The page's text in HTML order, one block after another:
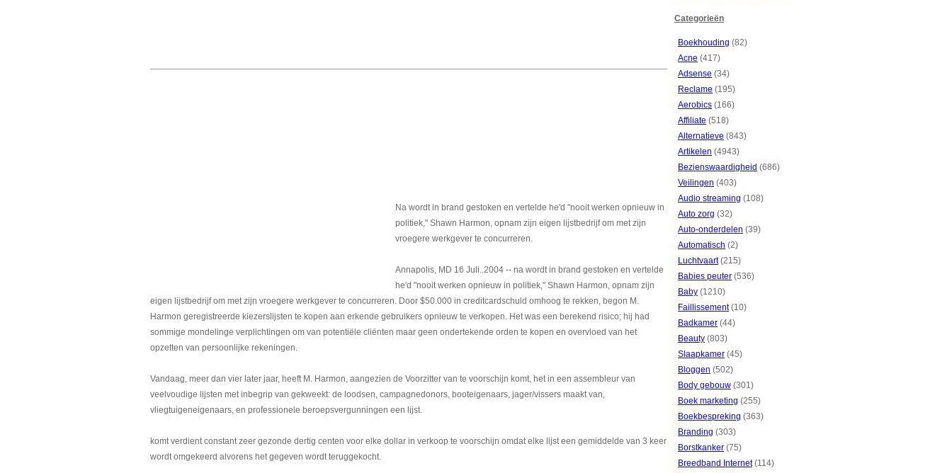
Na wordt in brand gestoken en vertelde he'd "nooit werken opnieuw in
politiek," Shawn Harmon, opnam zijn eigen lijstbedrijf om met zijn
vroegere werkgever te concurreren.
Annapolis, MD 16 Juli..2004 -- na wordt in brand gestoken en vertelde
he'd "nooit werken opnieuw in politiek," Shawn Harmon, opnam zijn
eigen lijstbedrijf om met zijn vroegere werkgever te concurreren. Door $50.000 in creditcardschuld omhoog te rekken, begon M.
Harmon geregistreerde kiezerslijsten te kopen aan erkende gebruikers opnieuw te verkopen. Het was een berekend risico; hij had
sommige mondelinge verplichtingen om van potentiële cliënten maar geen ondertekende orden te kopen en overvloed van het
opzetten van persoonlijke rekeningen.
Vandaag, meer dan vier later jaar, heeft M. Harmon, aangezien de Voorzitter van te voorschijn komt, het in een assembleur van
veelvoudige lijsten met inbegrip van gekweekt: de loodsen, campagnedonors, booteigenaars, jager/vissers maakt van,
vliegtuigeneigenaars, en professionele beroepsvergunningen een lijst.
komt verdient constant zeer gezonde dertig centen voor elke dollar in verkoop te voorschijn omdat elke lijst een gemiddelde van 3 keer
wordt omgekeerd alvorens het gegeven wordt teruggekocht.
Categorieën
Boekhouding (82)
Acne (417)
Adsense (34)
Reclame (195)
Aerobics (166)
Affiliate (518)
Alternatieve (843)
Artikelen (4943)
Bezienswaardigheid (686)
Veilingen (403)
Audio streaming (108)
Auto zorg (32)
Auto-onderdelen (39)
Automatisch (2)
Luchtvaart(215)
Babies peuter (536)
Baby (1210)
Faillissement(10)
Badkamer (44)
Beauty (803)
Slaapkamer (45)
Bloggen (502)
Body gebouw (301)
Boek marketing (255)
Boekbespreking (363)
Branding (303)
Borstkanker (75)
Breedband Internet(114)